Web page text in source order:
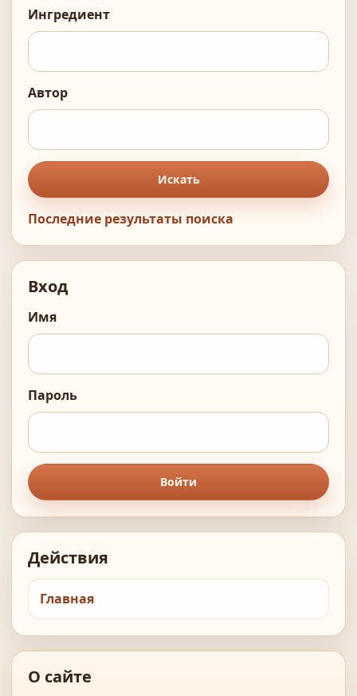
Ингредиент
Автор
Искать
Последние результаты поиска
Вход
Имя
Пароль
Войти
Действия
Главная
О сайте